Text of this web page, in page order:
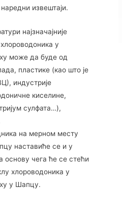
извештаји.
најзначајније
у
може да буде од
пластике (као што је
индустрије
киселине,
сулфата…),
на мерном месту
наставиће се и у
основу чега ће се стећи
хлороводоника у
у Шапцу.